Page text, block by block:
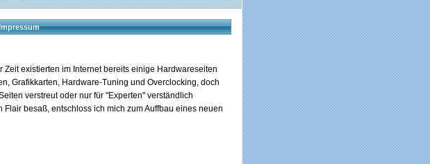
existierten im Internet bereits einige Hardwareseiten
Grafikkarten, Hardware-Tuning und Overclocking, doch
verstreut oder nur für "Experten" verständlich
besaß, entschloss ich mich zum Auffbau eines neuen